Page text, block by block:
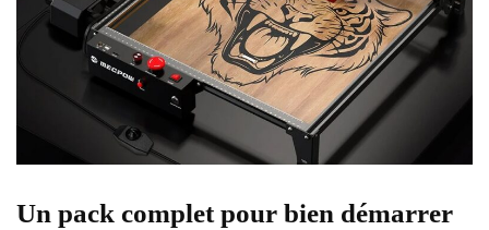
Un pack complet pour bien démarrer